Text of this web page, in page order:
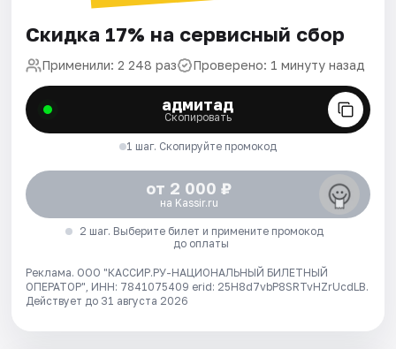
Скидка 17% на сервисный сбор
Применили: 2 248 раз Проверено: 1 минуту назад
адмитад
Скопировать
1 шаг. Скопируйте промокод
от 2 000 ₽
на Kassir.ru
2 шаг. Выберите билет и примените промокод
до оплаты
Реклама. ООО "КАССИР.РУ-НАЦИОНАЛЬНЫЙ БИЛЕТНЫЙ
ОПЕРАТОР", ИНН: 7841075409 erid: 25H8d7vbP8SRTvHZrUcdLB.
Действует до 31 августа 2026